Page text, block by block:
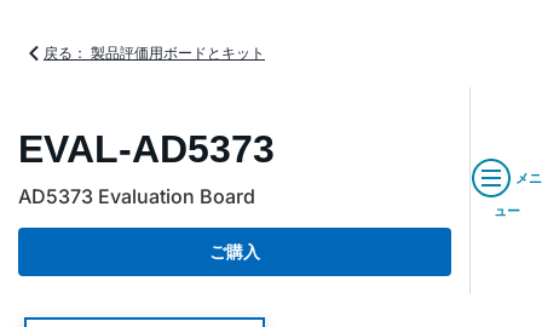
戻る： 製品評価用ボードとキット
EVAL-AD5373
AD5373 Evaluation Board
ご購入
メニ
ュー